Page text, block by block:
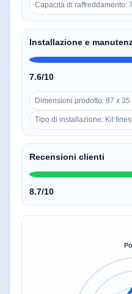
Capacità di raffreddamento:
Installazione e
7.6/10
Dimensioni prodotto: 87 x 35
Tipo di installazione: Kit
Recensioni clienti
8.7/10